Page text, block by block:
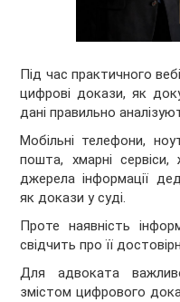
Під час практичного
цифрові докази, як
дані правильно
Мобільні телефони,
пошта, хмарні сервіси,
джерела інформації
як докази у суді.
Проте наявність
свідчить про її
Для адвоката
змістом цифрового